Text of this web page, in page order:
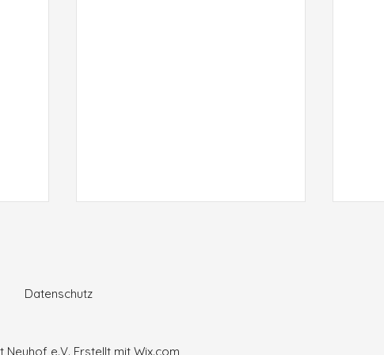
Datenschutz
e.V. Erstellt mit Wix.com